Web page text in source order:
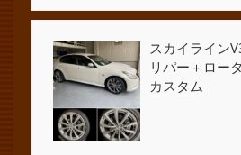
スカイライン
リパー＋ロー
カスタム